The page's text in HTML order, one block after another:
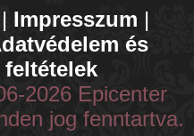
| Impresszum |
és
2026 Epicenter
jog fenntartva.